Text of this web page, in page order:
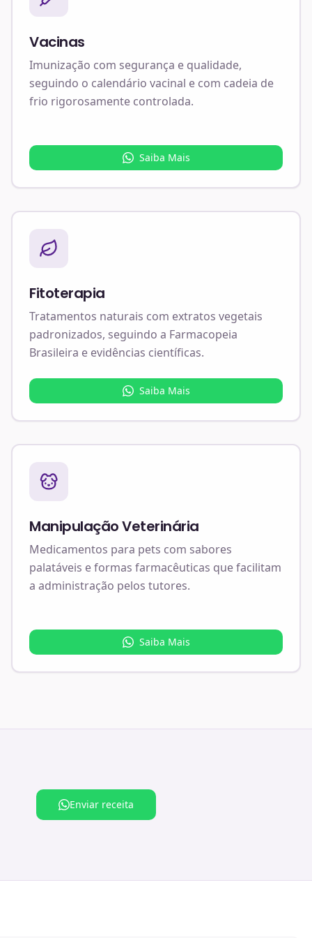
Vacinas
Imunização com segurança e qualidade,
seguindo o calendário vacinal e com cadeia de
frio rigorosamente controlada.
Saiba Mais
Fitoterapia
Tratamentos naturais com extratos vegetais
padronizados, seguindo a Farmacopeia
Brasileira e evidências científicas.
Saiba Mais
Manipulação Veterinária
Medicamentos para pets com sabores
palatáveis e formas farmacêuticas que facilitam
a administração pelos tutores.
Saiba Mais
Enviar receita